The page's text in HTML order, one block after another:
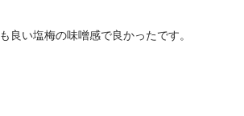
い塩梅の味噌感で良かったです。